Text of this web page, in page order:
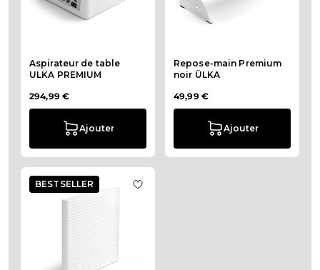
Aspirateur de table
ULKA PREMIUM
294,99 €
Ajouter
Repose-main Premium
noir ÜLKA
49,99 €
Ajouter
BESTSELLER Ajouter à la liste de souhaits Filtre